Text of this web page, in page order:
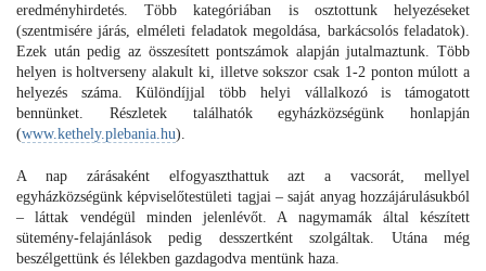
eredményhirdetés. Több kategóriában is osztottunk helyezéseket
(szentmisére járás, elméleti feladatok megoldása, barkácsolós feladatok).
Ezek után pedig az összesített pontszámok alapján jutalmaztunk. Több
helyen is holtverseny alakult ki, illetve sokszor csak 1-2 ponton múlott a
helyezés száma. Különdíjjal több helyi vállalkozó is támogatott
bennünket. Részletek találhatók egyházközségünk honlapján
(www.kethely.plebania.hu).
A nap zárásaként elfogyaszthattuk azt a vacsorát, mellyel
egyházközségünk képviselőtestületi tagjai – saját anyag hozzájárulásukból
– láttak vendégül minden jelenlévőt. A nagymamák által készített
sütemény-felajánlások pedig desszertként szolgáltak. Utána még
beszélgettünk és lélekben gazdagodva mentünk haza.